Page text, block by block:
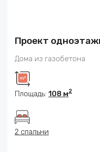
Проект
Дома из газобетона
Площадь: 108 м2
2 спальни